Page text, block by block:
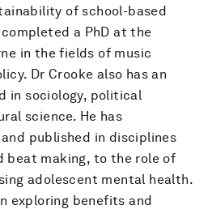
of school-based
a PhD at the
in the fields of music
Dr Crooke also has an
in sociology, political
science. He has
published in disciplines
beat making, to the role of
adolescent mental health.
exploring benefits and